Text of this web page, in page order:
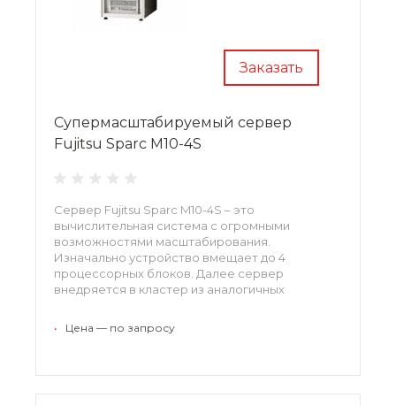
Заказать
Супермасштабируемый сервер
Fujitsu Sparc M10-4S
Сервер Fujitsu Sparc M10-4S – это
вычислительная система с огромными
возможностями масштабирования.
Изначально устройство вмещает до 4
процессорных блоков. Далее сервер
внедряется в кластер из аналогичных
приходится 16 ядер и обеспечивается работа в
• Цена — по запросу